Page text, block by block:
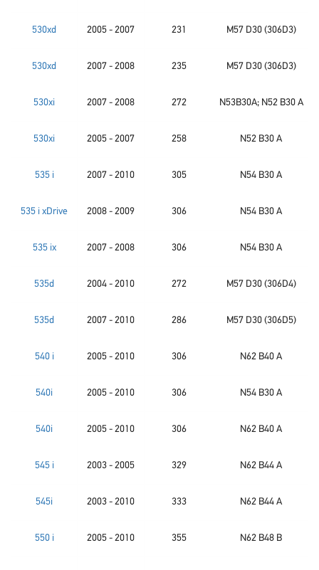
530xd 2005 - 2007 231 M57 D30 (306D3)
530xd 2007 - 2008 235 M57 D30 (306D3)
530xi 2007 - 2008 272 N53B30A; N52 B30 A
530xi 2005 - 2007 258 N52 B30 A
535 i 2007 - 2010 305 N54 B30 A
535 i xDrive 2008 - 2009 306 N54 B30 A
535 ix 2007 - 2008 306 N54 B30 A
535d 2004 - 2010 272 M57 D30 (306D4)
535d 2007 - 2010 286 M57 D30 (306D5)
540 i 2005 - 2010 306 N62 B40 A
540i 2005 - 2010 306 N54 B30 A
540i 2005 - 2010 306 N62 B40 A
545 i 2003 - 2005 329 N62 B44 A
545i 2003 - 2010 333 N62 B44 A
550 i 2005 - 2010 355 N62 B48 B